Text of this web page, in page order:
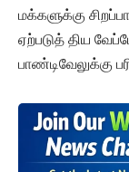
மக்களுக்கு
ஏற்படுத் திய
பாண்டிவேலுக்கு